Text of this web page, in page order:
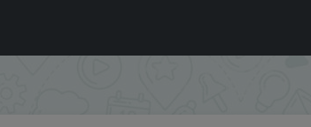
Маска блок PM 2,5 вентилирующий